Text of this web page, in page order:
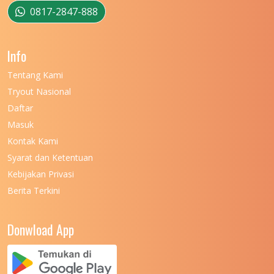
UNIVERSITAS MUSAMUS
UNIVERSITAS NEGERI KHAIRUN
UNIVERSITAS NEGERI MANADO
UNIVERSITAS NEGERI MEDAN
UNIVERSITAS NEGERI PADANG
UNIVERSITAS NUSA CENDANA
UNIVERSITAS PADJADJARAN
0817-2847-888
Info
Tentang Kami
Tryout Nasional
Daftar
Masuk
Kontak Kami
Syarat dan Ketentuan
Kebijakan Privasi
Berita Terkini
Donwload App